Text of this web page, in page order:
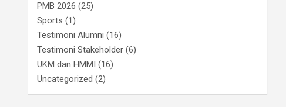
PMB 2026 (25)
Sports (1)
Testimoni Alumni (16)
Testimoni Stakeholder (6)
UKM dan HMMI (16)
Uncategorized (2)